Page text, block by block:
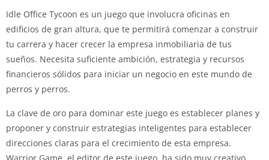
Idle Office Tycoon es un juego que involucra oficinas en
edificios de gran altura, que te permitirá comenzar a construir
tu carrera y hacer crecer la empresa inmobiliaria de tus
sueños. Necesita suficiente ambición, estrategia y recursos
financieros sólidos para iniciar un negocio en este mundo de
perros y perros.
La clave de oro para dominar este juego es establecer planes y
proponer y construir estrategias inteligentes para establecer
direcciones claras para el crecimiento de esta empresa.
Warrior Game, el editor de este juego, ha sido muy creativo